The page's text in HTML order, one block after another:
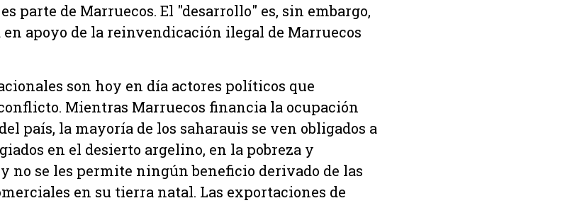
parte de Marruecos. El "desarrollo" es, sin embargo,
apoyo de la reinvendicación ilegal de Marruecos
son hoy en día actores políticos que
Mientras Marruecos financia la ocupación
país, la mayoría de los saharauis se ven obligados a
en el desierto argelino, en la pobreza y
no se les permite ningún beneficio derivado de las
en su tierra natal. Las exportaciones de